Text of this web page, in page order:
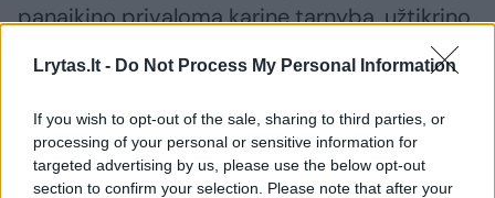
Lrytas.lt - Do Not Process My Personal Information
If you wish to opt-out of the sale, sharing to third parties, or
processing of your personal or sensitive information for
targeted advertising by us, please use the below opt-out
section to confirm your selection. Please note that after your
panaikino privalomą karinę tarnybą, užtikrino
pagreitino branduolinių elektrinių uždarymą
po 2011 metų tragedijos Fukušimoje,
Japonijoje. Naujausias svarbus jos politinis
žingsnis – užpernai atvertos sienos